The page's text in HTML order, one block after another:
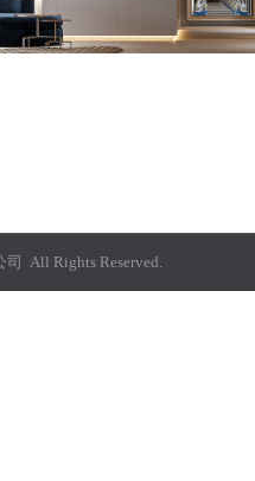
All Rights Reserved.